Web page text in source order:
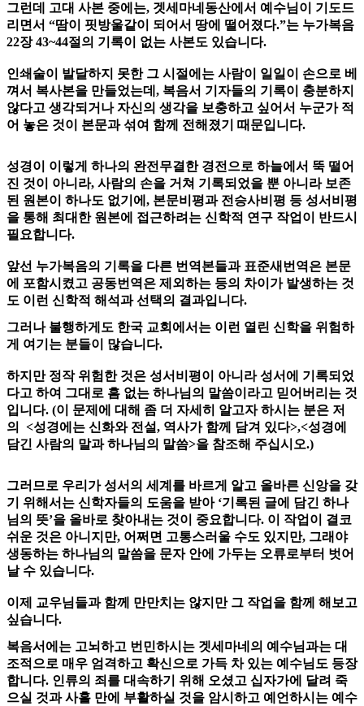
그런데 고대 사본 중에는, 겟세마네동산에서 예수님이 기도드
리면서 “땀이 핏방울같이 되어서 땅에 떨어졌다.”는 누가복음
22장 43~44절의 기록이 없는 사본도 있습니다.
인쇄술이 발달하지 못한 그 시절에는 사람이 일일이 손으로 베
껴서 복사본을 만들었는데, 복음서 기자들의 기록이 충분하지
않다고 생각되거나 자신의 생각을 보충하고 싶어서 누군가 적
어 놓은 것이 본문과 섞여 함께 전해졌기 때문입니다.
성경이 이렇게 하나의 완전무결한 경전으로 하늘에서 뚝 떨어
진 것이 아니라, 사람의 손을 거쳐 기록되었을 뿐 아니라 보존
된 원본이 하나도 없기에, 본문비평과 전승사비평 등 성서비평
을 통해 최대한 원본에 접근하려는 신학적 연구 작업이 반드시
필요합니다.
앞선 누가복음의 기록을 다른 번역본들과 표준새번역은 본문
에 포함시켰고 공동번역은 제외하는 등의 차이가 발생하는 것
도 이런 신학적 해석과 선택의 결과입니다.
그러나 불행하게도 한국 교회에서는 이런 열린 신학을 위험하
게 여기는 분들이 많습니다.
하지만 정작 위험한 것은 성서비평이 아니라 성서에 기록되었
다고 하여 그대로 흠 없는 하나님의 말씀이라고 믿어버리는 것
입니다. (이 문제에 대해 좀 더 자세히 알고자 하시는 분은 저
의 <성경에는 신화와 전설, 역사가 함께 담겨 있다>,<성경에
담긴 사람의 말과 하나님의 말씀>을 참조해 주십시오.)
그러므로 우리가 성서의 세계를 바르게 알고 올바른 신앙을 갖
기 위해서는 신학자들의 도움을 받아 ‘기록된 글에 담긴 하나
님의 뜻’을 올바로 찾아내는 것이 중요합니다. 이 작업이 결코
쉬운 것은 아니지만, 어쩌면 고통스러울 수도 있지만, 그래야
생동하는 하나님의 말씀을 문자 안에 가두는 오류로부터 벗어
날 수 있습니다.
이제 교우님들과 함께 만만치는 않지만 그 작업을 함께 해보고
싶습니다.
복음서에는 고뇌하고 번민하시는 겟세마네의 예수님과는 대
조적으로 매우 엄격하고 확신으로 가득 차 있는 예수님도 등장
합니다. 인류의 죄를 대속하기 위해 오셨고 십자가에 달려 죽
으실 것과 사흘 만에 부활하실 것을 암시하고 예언하시는 예수